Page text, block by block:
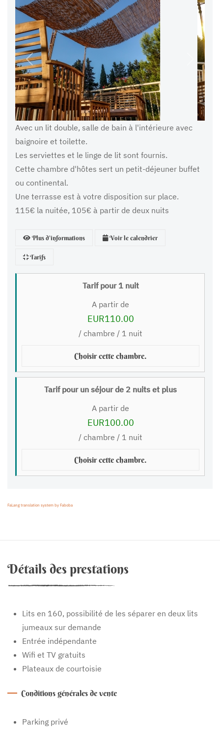
Précédent Suivant
Avec un lit double, salle de bain à l'intérieure avec
baignoire et toilette.
Les serviettes et le linge de lit sont fournis.
Cette chambre d'hôtes sert un petit-déjeuner buffet
ou continental.
Une terrasse est à votre disposition sur place.
115€ la nuitée, 105€ à partir de deux nuits
Plus d'informations Voir le calendrier
Tarifs
Tarif pour 1 nuit
A partir de
EUR110.00
/ chambre / 1 nuit
Choisir cette chambre.
Tarif pour un séjour de 2 nuits et plus
A partir de
EUR100.00
/ chambre / 1 nuit
Choisir cette chambre.
FaLang translation system by Faboba
Détails des prestations
Lits en 160, possibilité de les séparer en deux lits
jumeaux sur demande
Entrée indépendante
Wifi et TV gratuits
Plateaux de courtoisie
Conditions générales de vente
Parking privé